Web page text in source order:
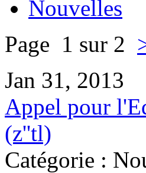
Nouvelles
Page 1 sur 2
Jan 31, 2013
Appel pour
(z''tl)
Catégorie :